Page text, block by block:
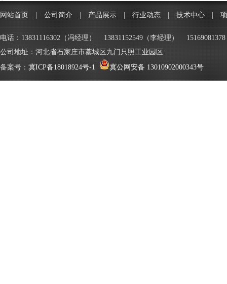
网站首页 公司简介 | 产品展示 行业动态 | 技术中心
电话：13831116302（冯经理） 13831152549（李经理）
公司地址：河北省石家庄市藁城区九门只照工业园区
备案号：冀ICP备18018924号-1 冀公网安备 13010902000343号